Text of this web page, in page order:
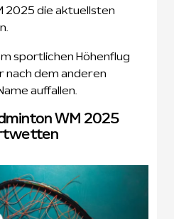
2025 die aktuellsten
sportlichen Höhenflug
nach dem anderen
auffallen.
WM 2025